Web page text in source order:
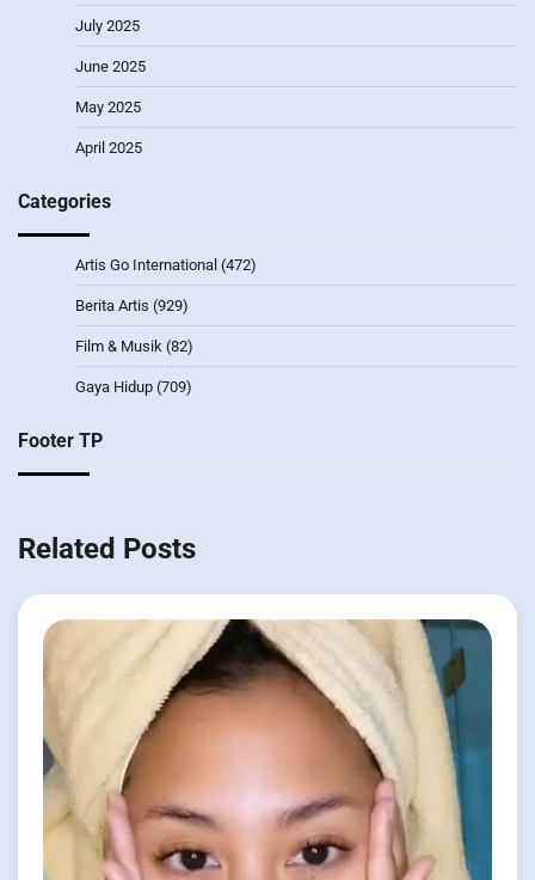
July 2025
June 2025
May 2025
April 2025
Categories
Artis Go International (472)
Berita Artis (929)
Film & Musik (82)
Gaya Hidup (709)
Footer TP
Related Posts